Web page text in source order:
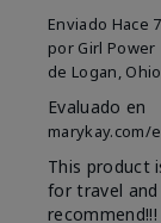
Enviado Hace
por Girl Power
de Logan, Ohio
Evaluado en
marykay.com/
This product
for travel and
recommend!!!